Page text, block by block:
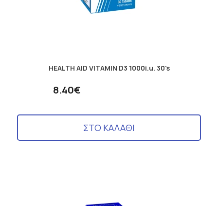
HEALTH AID VITAMIN D3 1000i.u. 30's
8.40€
ΣΤΟ ΚΑΛΑΘΙ